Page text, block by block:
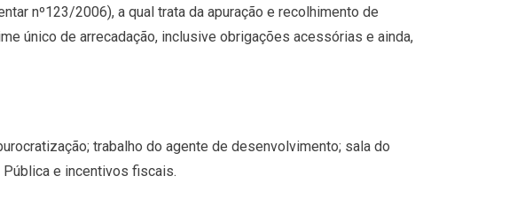
nº123/2006), a qual trata da apuração e recolhimento de
único de arrecadação, inclusive obrigações acessórias e ainda,
trabalho do agente de desenvolvimento; sala do
e incentivos fiscais.